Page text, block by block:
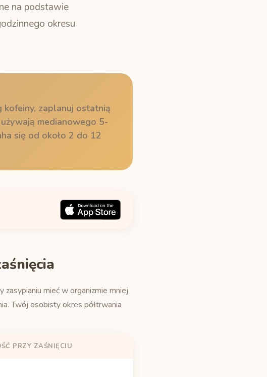
na podstawie
okresu
kofeiny, zaplanuj ostatnią
medianowego 5-
się od około 2 do 12
mieć w organizmie mniej
Twój osobisty okres półtrwania
PRZY ZAŚNIĘCIU